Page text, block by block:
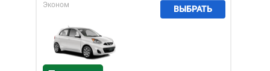
Эконом
ВЫБРАТЬ